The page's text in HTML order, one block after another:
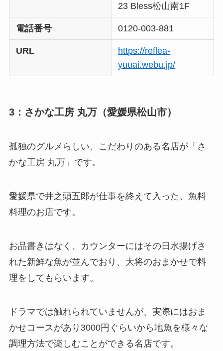
23 Bless松山南1F
電話番号 0120-003-881
URL
https://reflea-
yuuai.webu.jp/
3：さかな工房 丸万（愛媛県松山市）
孤独のグルメらしい、こだわりのある名店が「さ
かな工房 丸万」です。
愛媛県で井之頭五郎が仕事を終えて入った、魚料
料理のお店です。
お品書きはなく、カウンターにはその日水揚げさ
れた新鮮な魚が並んでおり、大将のおまかせで料
理をしてもらいます。
ドラマでは触れられていませんが、実際にはおま
かせコースがあり3000円ぐらいから地魚を様々な
調理方法で楽しむことができる名店です。